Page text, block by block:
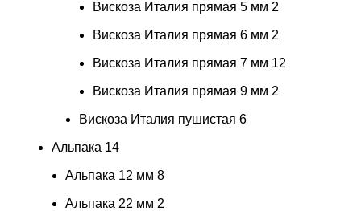
Вискоза Италия прямая 5 мм 2
Вискоза Италия прямая 6 мм 2
Вискоза Италия прямая 7 мм 12
Вискоза Италия прямая 9 мм 2
Вискоза Италия пушистая 6
Альпака 14
Альпака 12 мм 8
Альпака 22 мм 2